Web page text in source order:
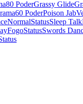
80 PoderGrassy Glide
60 PoderPoison Jab
NormalStatusSleep Talk
FogoStatusSwords